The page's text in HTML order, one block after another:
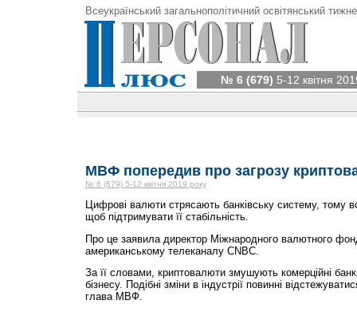
Всеукраїнський загальнополітичний освітянський
№ 6 (679) 5-12 квітня
МВФ попередив про загрозу
№ 6 (679) 5-12 квітня 2019 року
Цифрові валюти стрясають банківську систему, тому
щоб підтримувати її стабільність.
Про це заявила директор Міжнародного валютного
американському телеканалу CNBC.
За її словами, криптовалюти змушують комерційні
бізнесу. Подібні зміни в індустрії повинні
глава МВФ.